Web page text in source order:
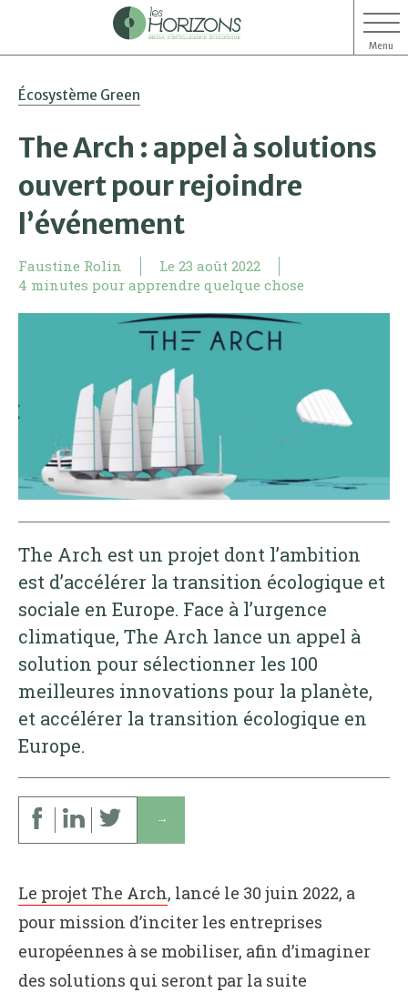
Menu
Écosystème Green
The Arch : appel à solutions
ouvert pour rejoindre
l’événement
Faustine Rolin Le 23 août 2022
4 minutes pour apprendre quelque chose
The Arch est un projet dont l’ambition
est d’accélérer la transition écologique et
sociale en Europe. Face à l’urgence
climatique, The Arch lance un appel à
solution pour sélectionner les 100
meilleures innovations pour la planète,
et accélérer la transition écologique en
Europe.
↓
Le projet The Arch, lancé le 30 juin 2022, a
pour mission d’inciter les entreprises
européennes à se mobiliser, afin d’imaginer
des solutions qui seront par la suite